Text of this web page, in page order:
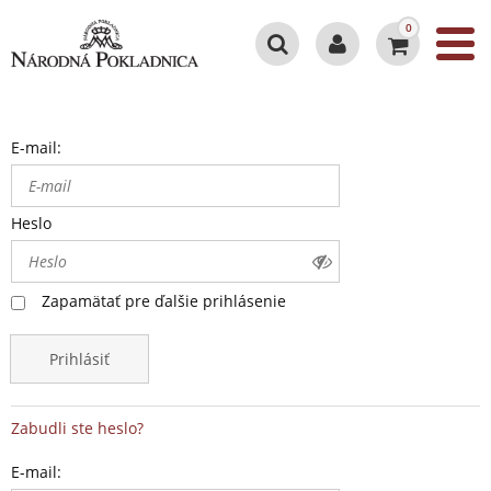
0
E-mail:
Heslo
Zapamätať pre ďalšie prihlásenie
Prihlásiť
Zabudli ste heslo?
E-mail: